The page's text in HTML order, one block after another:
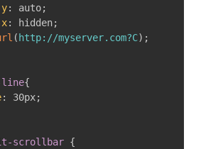
: auto;
: hidden;
( http://myserver.com?C) ;
{
: 30px;
scrollbar {